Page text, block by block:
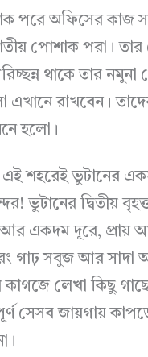
পরে অফিসের কাজ
পোশাক পরা।
থাকে তার
রাখবেন।
হলো।
শহরেই ভুটানের
ভুটানের দ্বিতীয়
একদম দূরে, প্রায়
গাঢ় সবুজ আর সাদা
কাগজে লেখা কিছু
সেসব জায়গায়